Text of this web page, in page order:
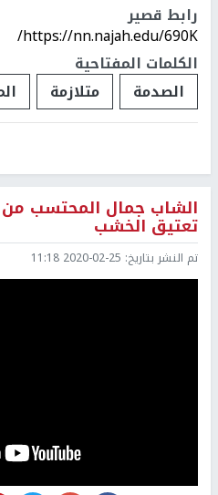
رابط قصير
https://nn.najah.edu/690K/
الكلمات المفتاحية
الصدمة
متلازمة
الشاب جمال المحتسب من
تعتيق الخشب
تم النشر بتاريخ: 2020-02-25 11:18